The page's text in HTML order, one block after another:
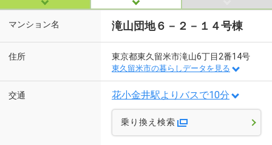
マンション名 滝山団地６－２－１４号棟
住所 東京都東久留米市滝山6丁目2番14号
東久留米市の暮らしデータを見る
交通 花小金井駅よりバスで10分
乗り換え検索